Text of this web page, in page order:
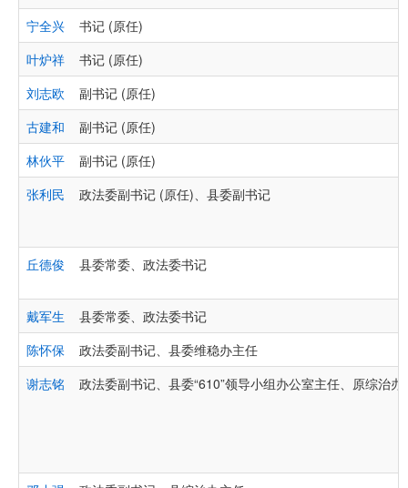
宁全兴
书记 (原任)
叶炉祥
书记 (原任)
刘志欧
副书记 (原任)
古建和
副书记 (原任)
林伙平
副书记 (原任)
张利民
政法委副书记 (原任)、县委副书记
丘德俊 县委常委、政法委书记
戴军生
县委常委、政法委书记
陈怀保
政法委副书记、县委维稳办主任
谢志铭
政法委副书记、县委“610”领导小组办公室主任、原综治办